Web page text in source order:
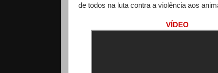
de todos na luta contra a violência aos
VÍDEO